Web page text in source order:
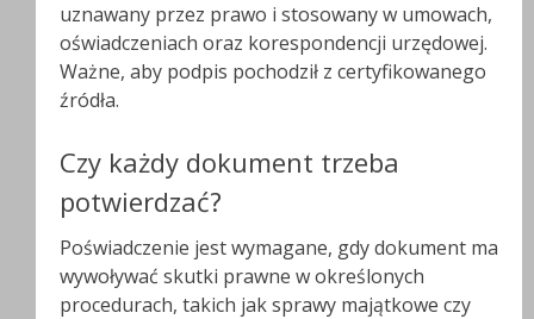
uznawany przez prawo i stosowany w umowach,
oświadczeniach oraz korespondencji urzędowej.
Ważne, aby podpis pochodził z certyfikowanego
źródła.
Czy każdy dokument trzeba
potwierdzać?
Poświadczenie jest wymagane, gdy dokument ma
wywoływać skutki prawne w określonych
procedurach, takich jak sprawy majątkowe czy